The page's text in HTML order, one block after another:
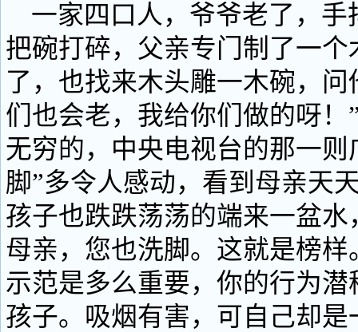
一家四口人，爷爷老了，手
把碗打碎，父亲专门制了一
了，也找来木头雕一木碗，问
们也会老，我给你们做的呀！
无穷的，中央电视台的那一则
脚”多令人感动，看到母亲天
孩子也跌跌荡荡的端来一盆
母亲，您也洗脚。这就是榜
示范是多么重要，你的行为
孩子。吸烟有害，可自己却